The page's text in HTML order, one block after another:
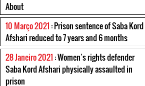
About
10 Março 2021 : Prison sentence of Saba Kord
Afshari reduced to 7 years and 6 months
28 Janeiro 2021 : Women’s rights defender
Saba Kord Afshari physically assaulted in
prison